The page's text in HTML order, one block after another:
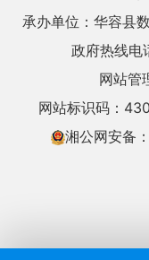
承办单位：华容县
政府热线电
网站管
网站标识码：
湘公网安备